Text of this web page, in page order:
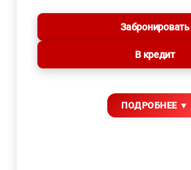
Забронировать
В кредит